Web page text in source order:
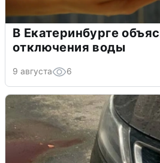
В Екатеринбурге
отключения воды
9 августа 6